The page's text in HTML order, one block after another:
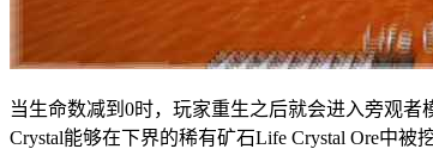
当生命数减到0时，玩家重生之后就会进入旁观者
Crystal能够在下界的稀有矿石Life Crystal Ore中